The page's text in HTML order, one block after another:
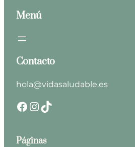
Menú
Contacto
hola@vidasaludable.es
Facebook InstagramTikTok
Páginas